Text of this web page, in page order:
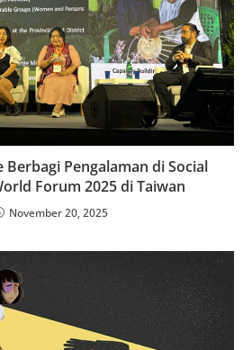
Pengalaman di Social
Forum 2025 di Taiwan
November 20, 2025